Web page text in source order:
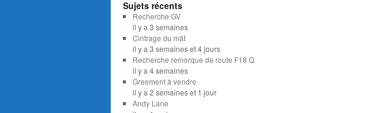
Sujets récents
Recherche GV
il y a 3 semaines
Cintrage du mât
il y a 3 semaines et 4 jours
Recherche remorque de route F18 Q
il y a 4 semaines
Greement à vendre
il y a 2 semaines et 1 jour
Andy Lane